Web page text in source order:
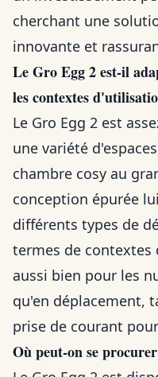
cherchant une
innovante et
Le Gro Egg 2 est-il
les contextes
Le Gro Egg 2 est
une variété
chambre cosy au
conception épurée
différents types de
termes de
aussi bien pour les
qu'en déplacement,
prise de courant
Où peut-on se